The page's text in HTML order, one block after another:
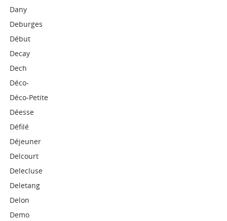
Dany
Deburges
Début
Decay
Dech
Déco-
Déco-Petite
Déesse
Défilé
Déjeuner
Delcourt
Delecluse
Deletang
Delon
Demo